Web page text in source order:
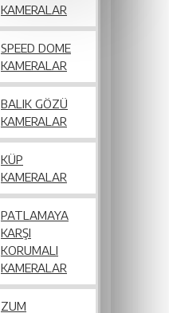
KAMERALAR
SPEED DOME
KAMERALAR
BALIK GÖZÜ
KAMERALAR
KÜP
KAMERALAR
PATLAMAYA
KARŞI
KORUMALI
KAMERALAR
ZUM